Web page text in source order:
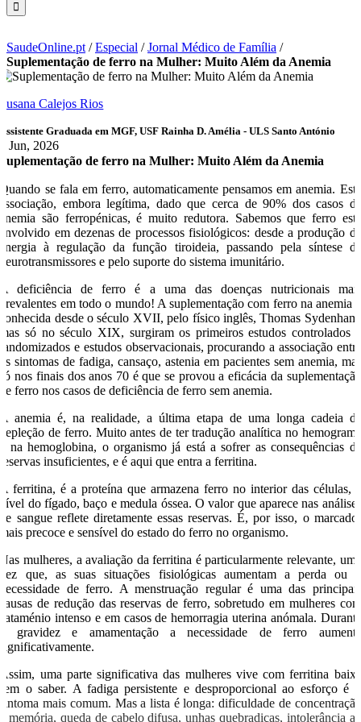
SaudeOnline.pt /Especial /Jornal Médico de Família /
Suplementação de ferro na Mulher: Muito Além da Anemia
Susana Calejos Rios
Assistente Graduada em MGF, USF Rainha D. Amélia - ULS Santo António
1 Jun, 2026
Suplementação de ferro na Mulher: Muito Além da Anemia
Quando se fala em ferro, automaticamente pensamos em anemia. Esta
associação, embora legítima, dado que cerca de 90% dos casos de
anemia são ferropénicas, é muito redutora. Sabemos que ferro está
envolvido em dezenas de processos fisiológicos: desde a produção de
energia à regulação da função tiroideia, passando pela síntese de
neurotransmissores e pelo suporte do sistema imunitário.
A deficiência de ferro é a uma das doenças nutricionais mais
prevalentes em todo o mundo! A suplementação com ferro na anemia é
conhecida desde o século XVII, pelo físico inglês, Thomas Sydenham,
mas só no século XIX, surgiram os primeiros estudos controlados e
randomizados e estudos observacionais, procurando a associação entre
os sintomas de fadiga, cansaço, astenia em pacientes sem anemia, mas
só nos finais dos anos 70 é que se provou a eficácia da suplementação
de ferro nos casos de deficiência de ferro sem anemia.
A anemia é, na realidade, a última etapa de uma longa cadeia de
depleção de ferro. Muito antes de ter tradução analítica no hemograma
e na hemoglobina, o organismo já está a sofrer as consequências de
reservas insuficientes, e é aqui que entra a ferritina.
A ferritina, é a proteína que armazena ferro no interior das células, a
nível do fígado, baço e medula óssea. O valor que aparece nas análises
de sangue reflete diretamente essas reservas. É, por isso, o marcador
mais precoce e sensível do estado do ferro no organismo.
Nas mulheres, a avaliação da ferritina é particularmente relevante, uma
vez que, as suas situações fisiológicas aumentam a perda ou a
necessidade de ferro. A menstruação regular é uma das principais
causas de redução das reservas de ferro, sobretudo em mulheres com
cataménio intenso e em casos de hemorragia uterina anómala. Durante
a gravidez e amamentação a necessidade de ferro aumenta
significativamente.
Assim, uma parte significativa das mulheres vive com ferritina baixa
sem o saber. A fadiga persistente e desproporcional ao esforço é o
sintoma mais comum. Mas a lista é longa: dificuldade de concentração
e memória, queda de cabelo difusa, unhas quebradiças, intolerância ao